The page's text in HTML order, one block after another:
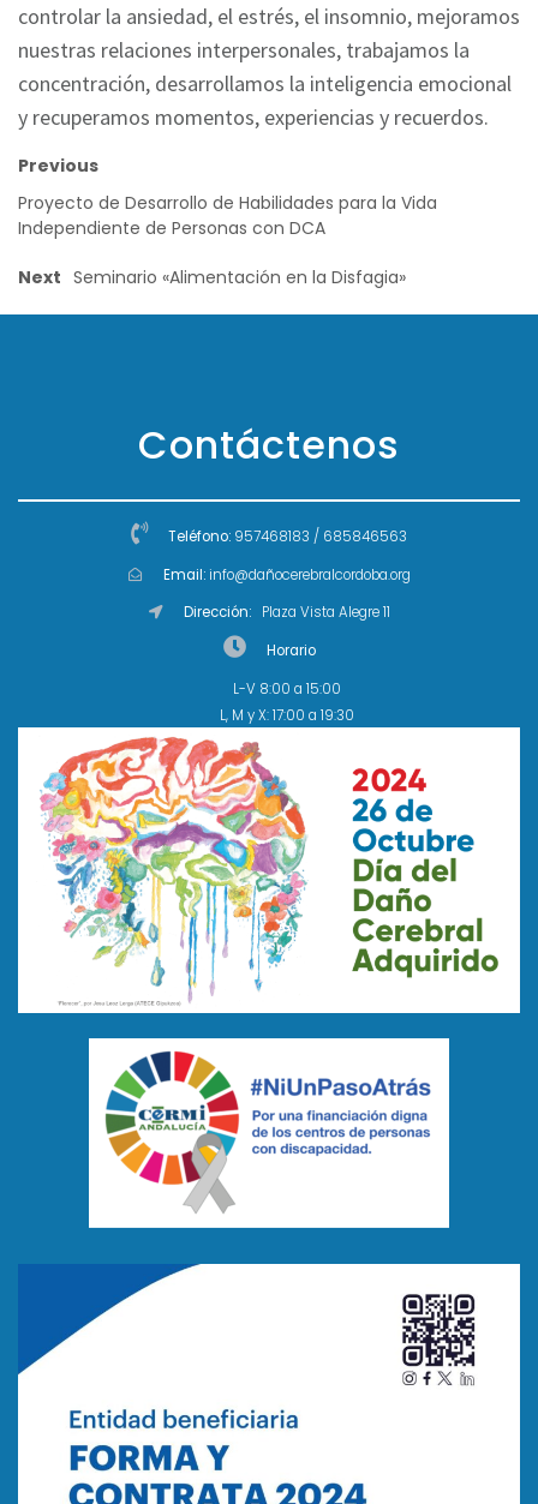
controlar la ansiedad, el estrés, el insomnio, mejoramos
nuestras relaciones interpersonales, trabajamos la
concentración, desarrollamos la inteligencia emocional
y recuperamos momentos, experiencias y recuerdos.
Previous
Proyecto de Desarrollo de Habilidades para la Vida
Independiente de Personas con DCA
Next Seminario «Alimentación en la Disfagia»
Contáctenos
Teléfono: 957468183 / 685846563
Email: info@dañocerebralcordoba.org
Dirección:Plaza Vista Alegre 11
Horario
L-V 8:00 a 15:00
L, M y X: 17:00 a 19:30